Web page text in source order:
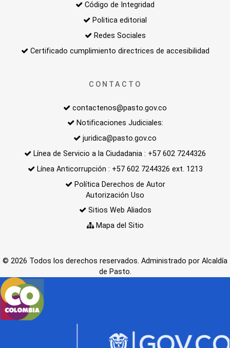
Código de Integridad
Politica editorial
Redes Sociales
Certificado cumplimiento directrices de accesibilidad
CONTACTO
contactenos@pasto.gov.co
Notificaciones Judiciales:
juridica@pasto.gov.co
Línea de Servicio a la Ciudadania : +57 602 7244326
Línea Anticorrupción : +57 602 7244326 ext. 1213
Política Derechos de Autor
Autorización Uso
Sitios Web Aliados
Mapa del Sitio
© 2026 Todos los derechos reservados. Administrado por Alcaldía
de Pasto.